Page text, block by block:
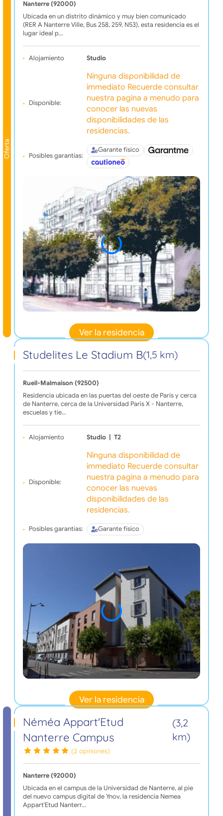
Oferta
Nanterre (92000)
Ubicada en un distrito dinámico y muy bien comunicado
(RER A Nanterre Ville, Bus 258, 259, N53), esta residencia es el
lugar ideal p…
Alojamiento Studio
Disponible:
Ninguna disponibilidad de
immediato Recuerde consultar
nuestra pagina a menudo para
conocer las nuevas
disponibilidades de las
residencias.
Posibles garantías:
Garante físico
Ver la residencia
Studelites Le Stadium B(1,5 km)
Rueil-Malmaison (92500)
Residencia ubicada en las puertas del oeste de París y cerca
de Nanterre, cerca de la Universidad Paris X - Nanterre,
escuelas y tie…
Alojamiento Studio | T2
Disponible:
Ninguna disponibilidad de
immediato Recuerde consultar
nuestra pagina a menudo para
conocer las nuevas
disponibilidades de las
residencias.
Posibles garantías: Garante físico
Ver la residencia
Néméa Appart'Etud
Nanterre Campus
(3,2
km)
(2 opiniones)
Nanterre (92000)
Ubicada en el campus de la Universidad de Nanterre, al pie
del nuevo campus digital de Ynov, la residencia Nemea
Appart'Etud Nanterr…